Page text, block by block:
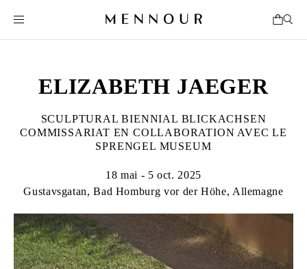
ELIZABETH JAEGER
SCULPTURAL BIENNIAL BLICKACHSEN
COMMISSARIAT EN COLLABORATION AVEC LE
SPRENGEL MUSEUM
18 mai - 5 oct. 2025
Gustavsgatan, Bad Homburg vor der Höhe, Allemagne